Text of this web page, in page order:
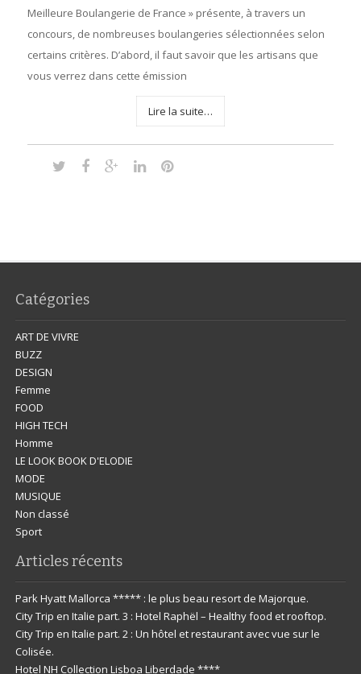
Meilleure Boulangerie de France » présente, à travers un
concours, de nombreuses boulangeries sélectionnées selon
certains critères. D’abord, il faut savoir que les artisans que
vous verrez dans cette émission
Lire la suite…
Catégories
ART DE VIVRE
BUZZ
DESIGN
Femme
FOOD
HIGH TECH
Homme
LE LOOK BOOK D'ELODIE
MODE
MUSIQUE
Non classé
Sport
Articles récents
Park Hyatt Mallorca ***** : le plus beau resort de Majorque.
City Trip en Italie part. 3 : Hotel Raphël – Healthy food et rooftop.
City Trip en Italie part. 2 : Un hôtel et restaurant avec vue sur le
Colisée.
Hotel NH Collection Lisboa Liberdade ****